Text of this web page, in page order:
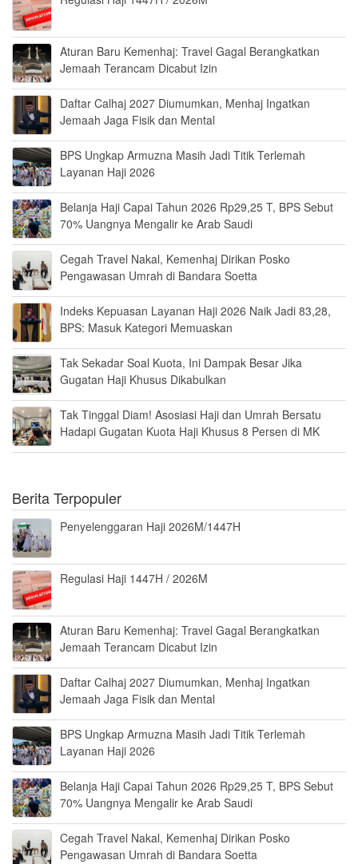
Aturan Baru Kemenhaj: Travel Gagal Berangkatkan
Jemaah Terancam Dicabut Izin
Daftar Calhaj 2027 Diumumkan, Menhaj Ingatkan
Jemaah Jaga Fisik dan Mental
BPS Ungkap Armuzna Masih Jadi Titik Terlemah
Layanan Haji 2026
Belanja Haji Capai Tahun 2026 Rp29,25 T, BPS Sebut
70% Uangnya Mengalir ke Arab Saudi
Cegah Travel Nakal, Kemenhaj Dirikan Posko
Pengawasan Umrah di Bandara Soetta
Indeks Kepuasan Layanan Haji 2026 Naik Jadi 83,28,
BPS: Masuk Kategori Memuaskan
Tak Sekadar Soal Kuota, Ini Dampak Besar Jika
Gugatan Haji Khusus Dikabulkan
Tak Tinggal Diam! Asosiasi Haji dan Umrah Bersatu
Hadapi Gugatan Kuota Haji Khusus 8 Persen di MK
Berita Terpopuler
Penyelenggaran Haji 2026M/1447H
Regulasi Haji 1447H / 2026M
Aturan Baru Kemenhaj: Travel Gagal Berangkatkan
Jemaah Terancam Dicabut Izin
Daftar Calhaj 2027 Diumumkan, Menhaj Ingatkan
Jemaah Jaga Fisik dan Mental
BPS Ungkap Armuzna Masih Jadi Titik Terlemah
Layanan Haji 2026
Belanja Haji Capai Tahun 2026 Rp29,25 T, BPS Sebut
70% Uangnya Mengalir ke Arab Saudi
Cegah Travel Nakal, Kemenhaj Dirikan Posko
Pengawasan Umrah di Bandara Soetta